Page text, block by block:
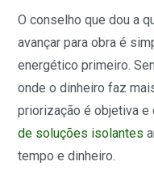
O conselho que dou a
avançar para obra é
energético primeiro.
onde o dinheiro faz
priorização é objetiva
de soluções isolantes
tempo e dinheiro.